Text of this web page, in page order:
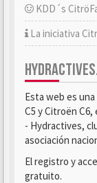
KDD´s
La iniciativa
Esta web es
C5 y Citroën
- Hydractives,
asociación
El registro y
gratuito.